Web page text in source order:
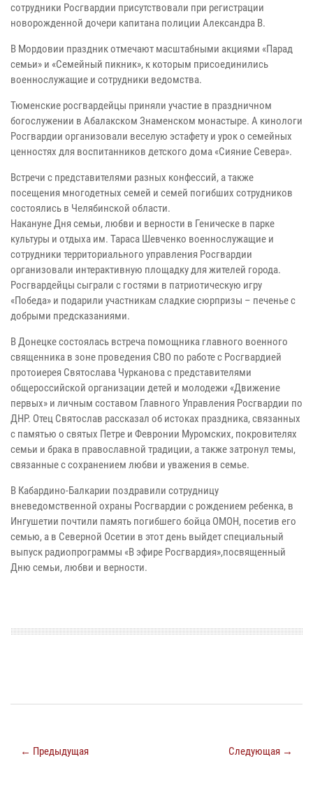
сотрудники Росгвардии присутствовали при регистрации
новорожденной дочери капитана полиции Александра В.
В Мордовии праздник отмечают масштабными акциями «Парад
семьи» и «Семейный пикник», к которым присоединились
военнослужащие и сотрудники ведомства.
Тюменские росгвардейцы приняли участие в праздничном
богослужении в Абалакском Знаменском монастыре. А кинологи
Росгвардии организовали веселую эстафету и урок о семейных
ценностях для воспитанников детского дома «Сияние Севера».
Встречи с представителями разных конфессий, а также
посещения многодетных семей и семей погибших сотрудников
состоялись в Челябинской области.
Накануне Дня семьи, любви и верности в Геническе в парке
культуры и отдыха им. Тараса Шевченко военнослужащие и
сотрудники территориального управления Росгвардии
организовали интерактивную площадку для жителей города.
Росгвардейцы сыграли с гостями в патриотическую игру
«Победа» и подарили участникам сладкие сюрпризы – печенье с
добрыми предсказаниями.
В Донецке состоялась встреча помощника главного военного
священника в зоне проведения СВО по работе с Росгвардией
протоиерея Святослава Чурканова с представителями
общероссийской организации детей и молодежи «Движение
первых» и личным составом Главного Управления Росгвардии по
ДНР. Отец Святослав рассказал об истоках праздника, связанных
с памятью о святых Петре и Февронии Муромских, покровителях
семьи и брака в православной традиции, а также затронул темы,
связанные с сохранением любви и уважения в семье.
В Кабардино-Балкарии поздравили сотрудницу
вневедомственной охраны Росгвардии с рождением ребенка, в
Ингушетии почтили память погибшего бойца ОМОН, посетив его
семью, а в Северной Осетии в этот день выйдет специальный
выпуск радиопрограммы «В эфире Росгвардия»,посвященный
Дню семьи, любви и верности.
← Предыдущая Следующая →